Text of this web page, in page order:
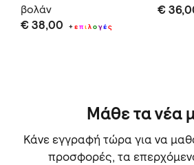
βολάν
€ 38,00 +επιλογές
€
Μάθε τα νέα
Κάνε εγγραφή τώρα για να
προσφορές, τα